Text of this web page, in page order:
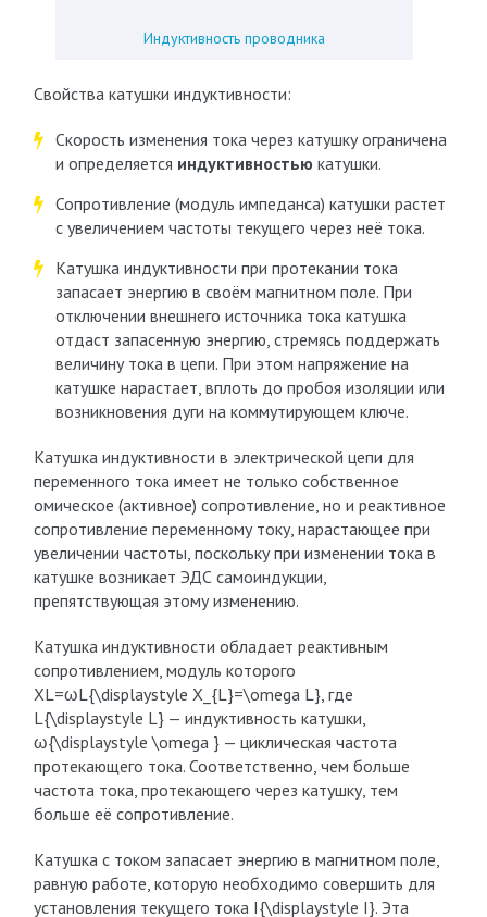
Индуктивность проводника
Свойства катушки индуктивности:
Скорость изменения тока через катушку ограничена
и определяется индуктивностью катушки.
Сопротивление (модуль импеданса) катушки растет
с увеличением частоты текущего через неё тока.
Катушка индуктивности при протекании тока
запасает энергию в своём магнитном поле. При
отключении внешнего источника тока катушка
отдаст запасенную энергию, стремясь поддержать
величину тока в цепи. При этом напряжение на
катушке нарастает, вплоть до пробоя изоляции или
возникновения дуги на коммутирующем ключе.
Катушка индуктивности в электрической цепи для
переменного тока имеет не только собственное
омическое (активное) сопротивление, но и реактивное
сопротивление переменному току, нарастающее при
увеличении частоты, поскольку при изменении тока в
катушке возникает ЭДС самоиндукции,
препятствующая этому изменению.
Катушка индуктивности обладает реактивным
сопротивлением, модуль которого
XL=ωL{\displaystyle X_{L}=\omega L}, где
L{\displaystyle L} — индуктивность катушки,
ω{\displaystyle \omega } — циклическая частота
протекающего тока. Соответственно, чем больше
частота тока, протекающего через катушку, тем
больше её сопротивление.
Катушка с током запасает энергию в магнитном поле,
равную работе, которую необходимо совершить для
установления текущего тока I{\displaystyle I}. Эта